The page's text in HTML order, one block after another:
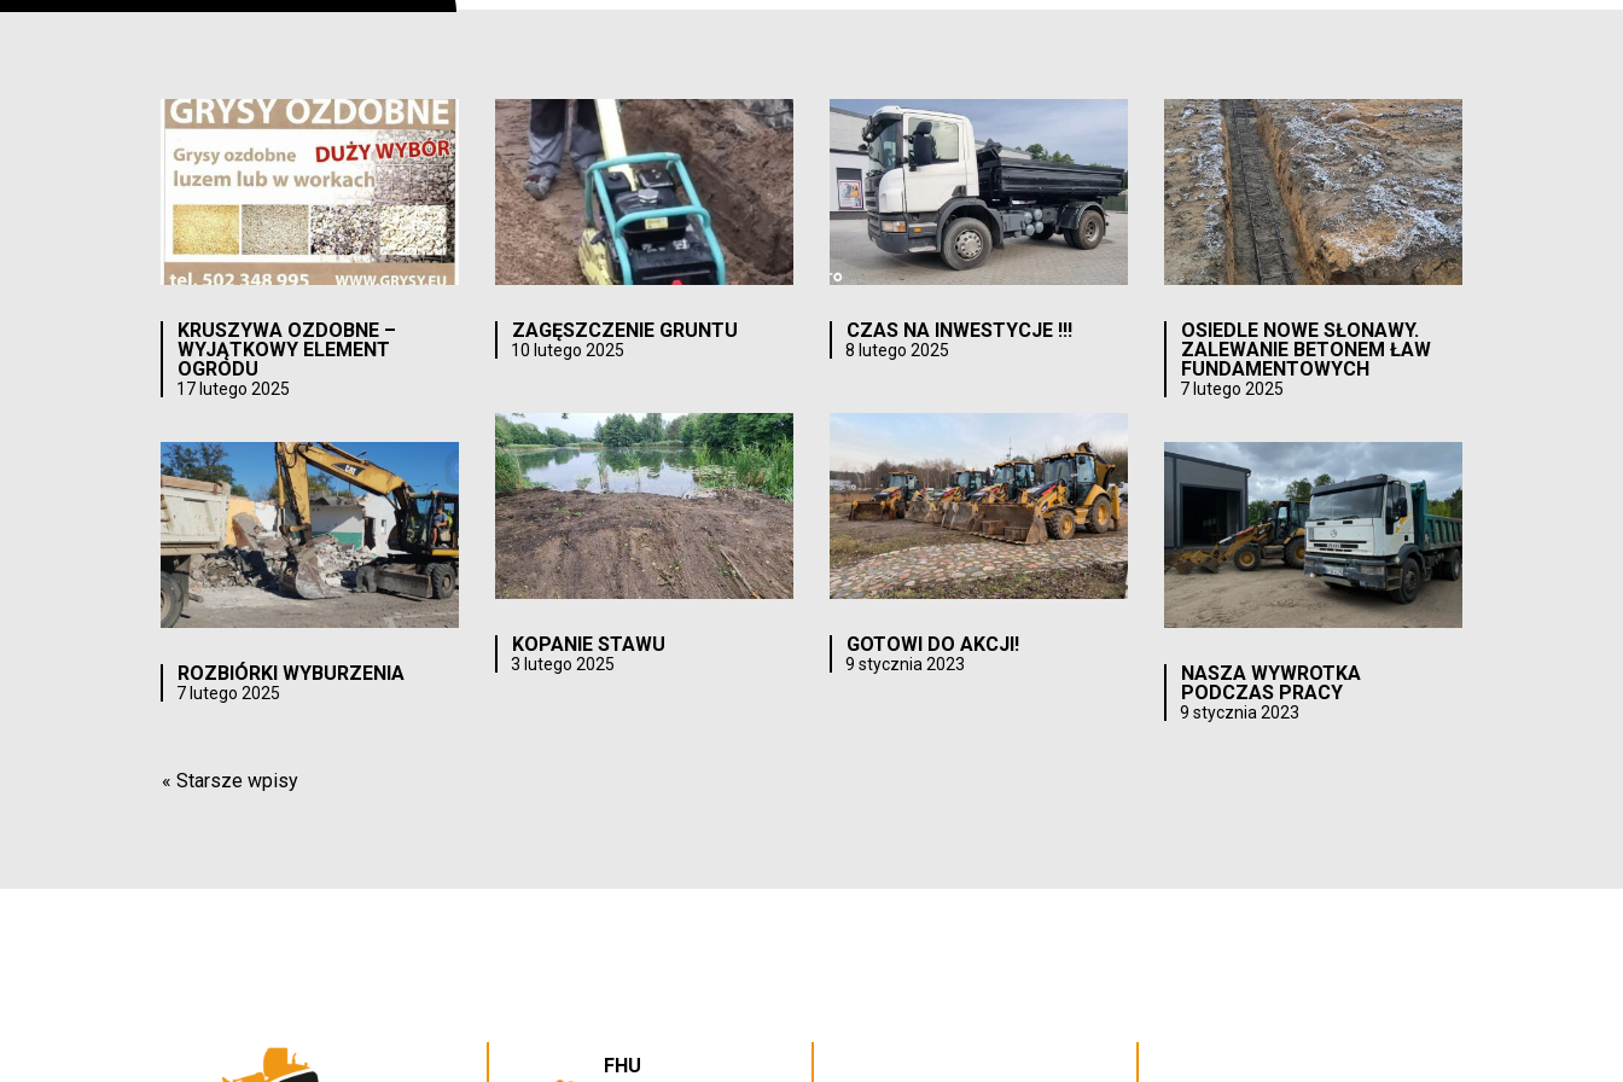
KRUSZYWA OZDOBNE –
WYJĄTKOWY ELEMENT
OGRODU
17 lutego 2025
ROZBIÓRKI WYBURZENIA
7 lutego 2025
ZAGĘSZCZENIE GRUNTU
10 lutego 2025
KOPANIE STAWU
3 lutego 2025
CZAS NA INWESTYCJE !!!
8 lutego 2025
GOTOWI DO AKCJI!
9 stycznia 2023
OSIEDLE NOWE SŁONAWY.
ZALEWANIE BETONEM ŁAW
FUNDAMENTOWYCH
7 lutego 2025
NASZA WYWROTKA
PODCZAS PRACY
9 stycznia 2023
« Starsze wpisy
FHU